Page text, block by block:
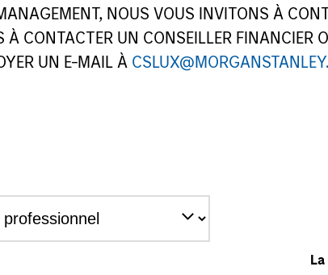
NOUS VOUS INVITONS À
À CONTACTER UN CONSEILLER FINANCIER
UN E-MAIL À